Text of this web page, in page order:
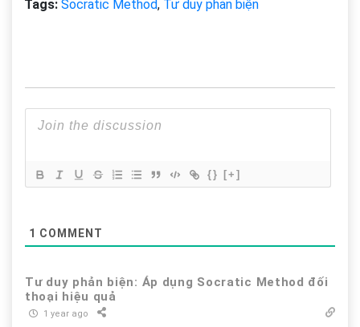
Tags: Socratic Method, Tư duy phản biện
{} [+]
1 COMMENT
Tư duy phản biện: Áp dụng Socratic Method đối
thoại hiệu quả
1 year ago